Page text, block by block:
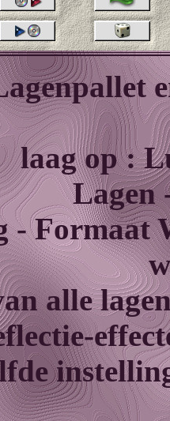
laag op :
Lagen
- Formaat
alle